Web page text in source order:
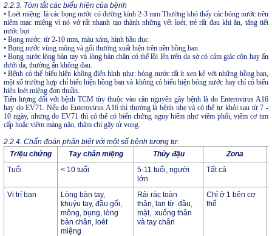
2.2.3. Tóm tắt các biểu hiện của bệnh
• Loét miệng: là các bọng nước có đường kính 2-3 mm Thường khó thấy các bóng nước trên
niêm mạc miệng vì nó vở rất nhanh tạo thành những vết loét, trẻ rất đau khi ăn, tăng tiết
nước bọt
• Bọng nước: từ 2-10 mm, màu xám, hình bầu dục.
• Bọng nước vùng mông và gối thường xuất hiện trên nền hồng ban.
• Bọng nước lòng bàn tay và lòng bàn chân có thể lồi lên trên da sờ có cảm giác cộn hay ẩn
dưới da, thường ấn không đau.
• Bệnh có thể biểu hiện không điển hình như: bóng nước rất ít xen kẻ với những hồng ban,
một số trường hợp chỉ biểu hiện hồng ban và không có biểu hiện bóng nước hay chỉ có biểu
hiện loét miệng đơn thuần.
Tiên lượng đối với bệnh TCM tùy thuộc vào căn nguyên gây bệnh là do Enterovirus A16
hay do EV71. Nếu do Enterovirus A16 thì thường là bệnh nhẹ và có thể tự khỏi sau từ 7 -
10 ngày, nhưng do EV71 thì có thể có biến chứng nguy hiểm như viêm phổi, viêm cơ tim
cấp hoặc viêm màng não, thậm chí gây tử vong.
2.2.4. Chẩn đoán phân biệt với một số bệnh tương tự:
Triệu chứng
Taychân miệng Thủy đậu
Zona
Tuổi
< 10 tuổi
5-11 tuổi, người
lớn
Tất cả
Vị trí ban
Lòng bàn tay,
khuỷu tay, đầu gối,
mông, bụng, lòng
bàn chân, loét
miệng
Rải rác toàn
thân, lan từ đầu,
mặt, xuống thân
và tay chân
Chỉ ở 1 bên cơ
thể